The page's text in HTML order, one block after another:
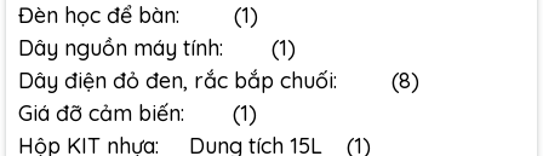
Đèn học để bàn: (1)
Dây nguồn máy tính: (1)
Dây điện đỏ đen, rắc bắp chuối: (8)
Giá đỡ cảm biến: (1)
Hộp KIT nhựa: Dung tích 15L (1)